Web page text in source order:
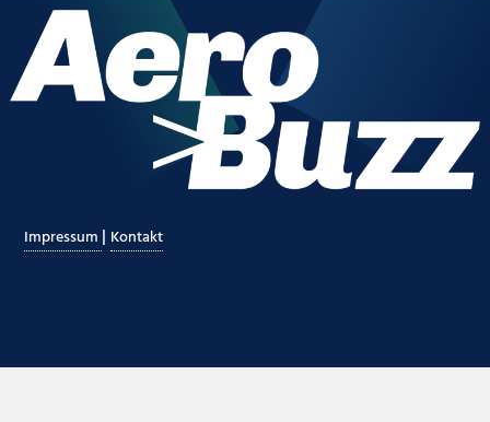
Impressum | Kontakt